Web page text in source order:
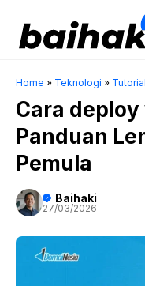
content
Home » Teknologi » Tutorial
Cara deploy
Panduan
Pemula
Baihaki
27/03/2026